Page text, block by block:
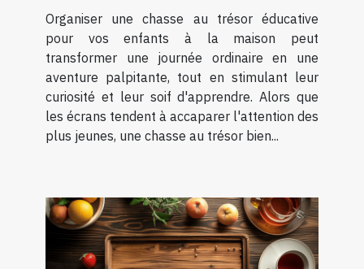
Organiser une chasse au trésor éducative
pour vos enfants à la maison peut
transformer une journée ordinaire en une
aventure palpitante, tout en stimulant leur
curiosité et leur soif d'apprendre. Alors que
les écrans tendent à accaparer l'attention des
plus jeunes, une chasse au trésor bien...